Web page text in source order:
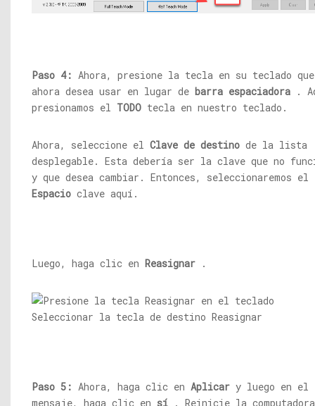
Paso 4: Ahora, presione la tecla en su teclado que
ahora desea usar en lugar de barra espaciadora .
presionamos el TODO tecla en nuestro teclado.
Ahora, seleccione el Clave de destino de la lista
desplegable. Esta debería ser la clave que no
y que desea cambiar. Entonces, seleccionaremos el
Espacio clave aquí.
Luego, haga clic en Reasignar .
Paso 5: Ahora, haga clic en Aplicar y luego en el
mensaje, haga clic en sí . Reinicie la computadora